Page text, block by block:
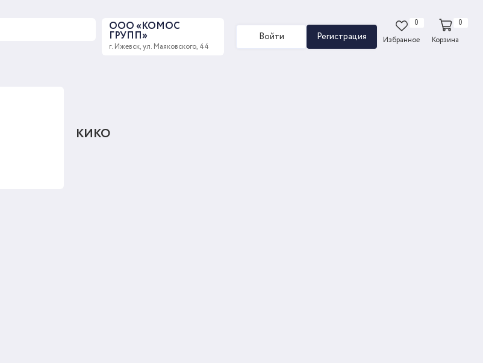
ООО «КОМОС
ГРУПП»
г. Ижевск, ул. Маяковского, 44
Войти Регистрация
0
Избранное
0
Корзина
КИКО